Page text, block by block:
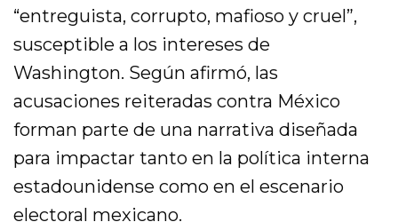
“entreguista, corrupto, mafioso y cruel”,
susceptible a los intereses de
Washington. Según afirmó, las
acusaciones reiteradas contra México
forman parte de una narrativa diseñada
para impactar tanto en la política interna
estadounidense como en el escenario
electoral mexicano.